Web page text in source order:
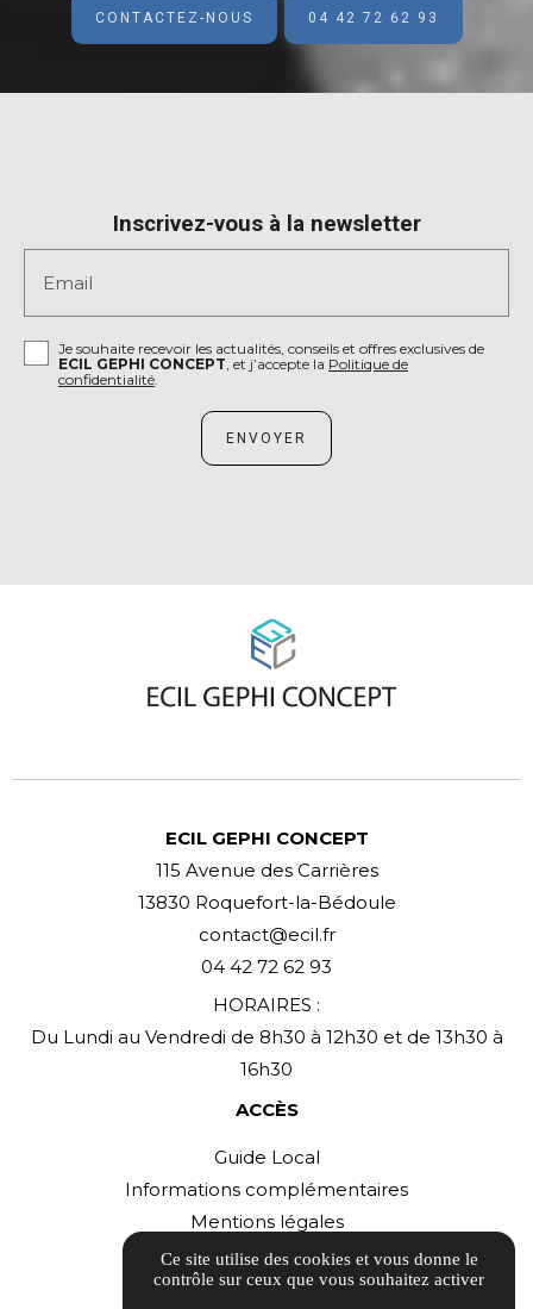
CONTACTEZ-NOUS 04 42 72 62 93
Inscrivez-vous à la newsletter
Email
Je souhaite recevoir les actualités, conseils et offres exclusives de
ECIL GEPHI CONCEPT , et j’accepte la Politique de
confidentialité
ECIL GEPHI CONCEPT
115 Avenue des Carrières
13830 Roquefort-la-Bédoule
contact@ecil.fr
04 42 72 62 93
HORAIRES :
Du Lundi au Vendredi de 8h30 à 12h30 et de 13h30 à
16h30
ACCÈS
Guide Local
Informations complémentaires
Mentions légales
Politique de confidentialité
Gestion des cookies
Ce site utilise des cookies et vous donne le
contrôle sur ceux que vous souhaitez activer